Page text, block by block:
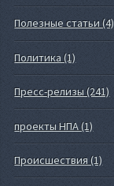
Полезные статьи (4)
Политика (1)
Пресс-релизы (241)
проекты НПА (1)
Происшествия (1)